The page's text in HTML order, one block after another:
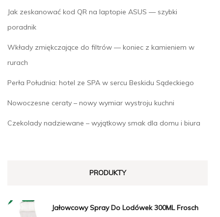
Jak zeskanować kod QR na laptopie ASUS — szybki
poradnik
Wkłady zmiękczające do filtrów — koniec z kamieniem w
rurach
Perła Południa: hotel ze SPA w sercu Beskidu Sądeckiego
Nowoczesne ceraty – nowy wymiar wystroju kuchni
Czekolady nadziewane – wyjątkowy smak dla domu i biura
PRODUKTY
Jałowcowy Spray Do Lodówek 300ML Frosch